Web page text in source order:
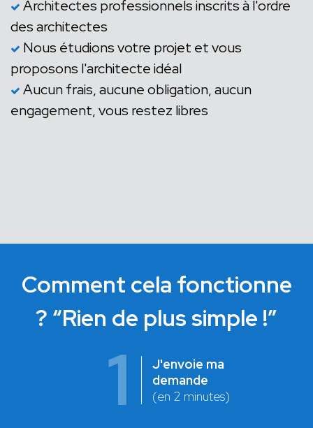
Architectes professionnels inscrits à l'ordre
des architectes
Nous étudions votre projet et vous
proposons l'architecte idéal
Aucun frais, aucune obligation, aucun
engagement, vous restez libres
Comment cela fonctionne
? “Rien de plus simple !”
1
J'envoie ma
demande
(en 2 minutes)